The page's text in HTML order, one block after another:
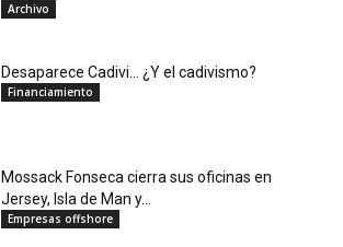
Archivo
Desaparece Cadivi… ¿Y el cadivismo?
Financiamiento
Mossack Fonseca cierra sus oficinas en
Jersey, Isla de Man y...
Empresas offshore